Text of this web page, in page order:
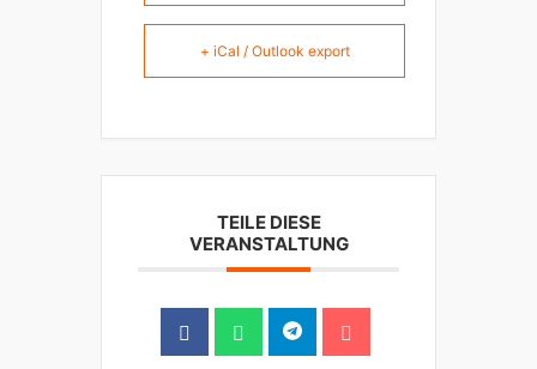
+ iCal / Outlook export
TEILE DIESE
VERANSTALTUNG